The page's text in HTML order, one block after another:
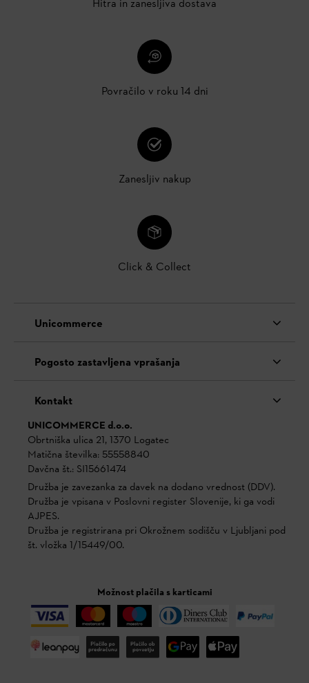
Hitra in zanesljiva dostava
Povračilo v roku 14 dni
Zanesljiv nakup
Click & Collect
Unicommerce
Pogosto zastavljena vprašanja
Kontakt
UNICOMMERCE d.o.o.
Obrtniška ulica 21, 1370 Logatec
Matična številka: 55558840
Davčna št.: SI15661474
Družba je zavezanka za davek na dodano vrednost (DDV).
Družba je vpisana v Poslovni register Slovenije, ki ga vodi
AJPES.
Družba je registrirana pri Okrožnem sodišču v Ljubljani pod
št. vložka 1/15449/00.
Možnost plačila s karticami